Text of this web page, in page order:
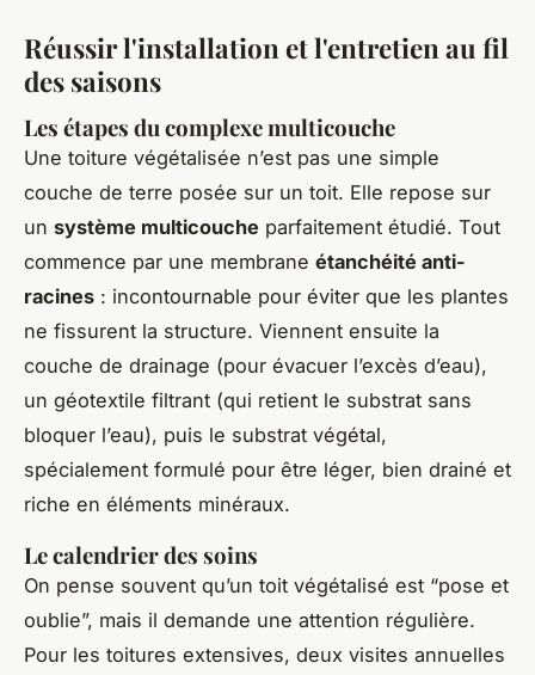
Réussir l'installation et l'entretien au fil
des saisons
Les étapes du complexe multicouche
Une toiture végétalisée n’est pas une simple
couche de terre posée sur un toit. Elle repose sur
un système multicouche parfaitement étudié. Tout
commence par une membrane étanchéité anti-
racines : incontournable pour éviter que les plantes
ne fissurent la structure. Viennent ensuite la
couche de drainage (pour évacuer l’excès d’eau),
un géotextile filtrant (qui retient le substrat sans
bloquer l’eau), puis le substrat végétal,
spécialement formulé pour être léger, bien drainé et
riche en éléments minéraux.
Le calendrier des soins
On pense souvent qu’un toit végétalisé est “pose et
oublie”, mais il demande une attention régulière.
Pour les toitures extensives, deux visites annuelles